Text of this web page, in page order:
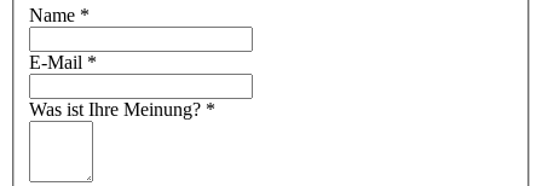
Name *
E-Mail *
Was ist Ihre Meinung? *